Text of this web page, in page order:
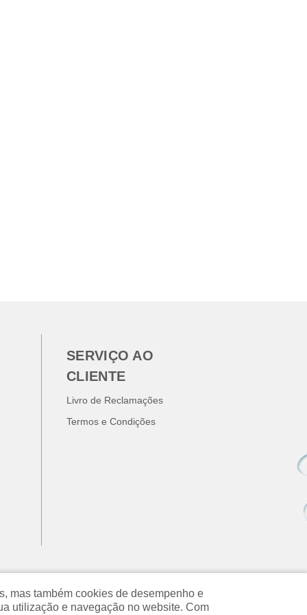
SERVIÇO AO
CLIENTE
Livro de Reclamações
Termos e Condições
mas também cookies de desempenho e
utilização e navegação no website. Com